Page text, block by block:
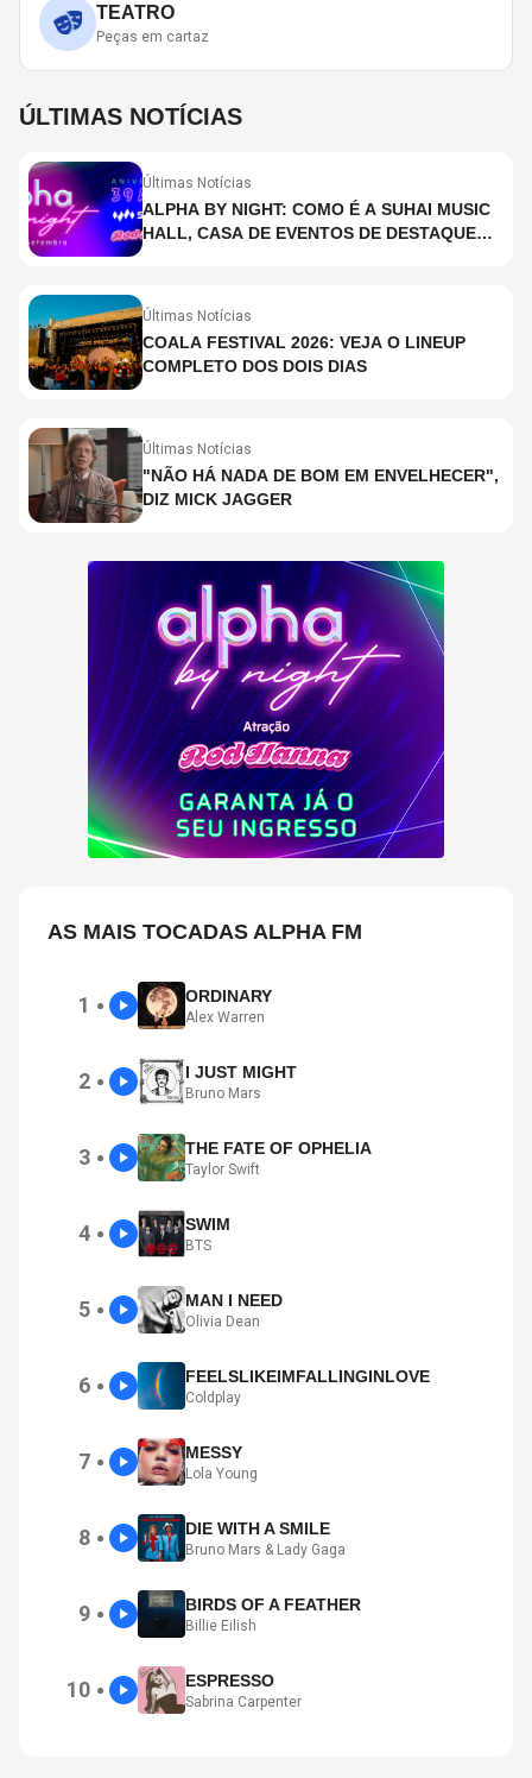
TEATRO
Peças em cartaz
ÚLTIMAS NOTÍCIAS
Últimas Notícias
ALPHA BY NIGHT: COMO É A SUHAI MUSIC
HALL, CASA DE EVENTOS DE DESTAQUE
Últimas Notícias
COALA FESTIVAL 2026: VEJA O LINEUP
COMPLETO DOS DOIS DIAS
Últimas Notícias
"NÃO HÁ NADA DE BOM EM ENVELHECER",
DIZ MICK JAGGER
AS MAIS TOCADAS ALPHA FM
1 ● ORDINARY
Alex Warren
2 ● I JUST MIGHT
Bruno Mars
3 ● THE FATE OF OPHELIA
Taylor Swift
4 ● SWIM
BTS
5 ● MAN I NEED
Olivia Dean
6 ● FEELSLIKEIMFALLINGINLOVE
Coldplay
7 ● MESSY
Lola Young
8 ● DIE WITH A SMILE
Bruno Mars & Lady Gaga
9 ● BIRDS OF A FEATHER
Billie Eilish
10 ● ESPRESSO
Sabrina Carpenter